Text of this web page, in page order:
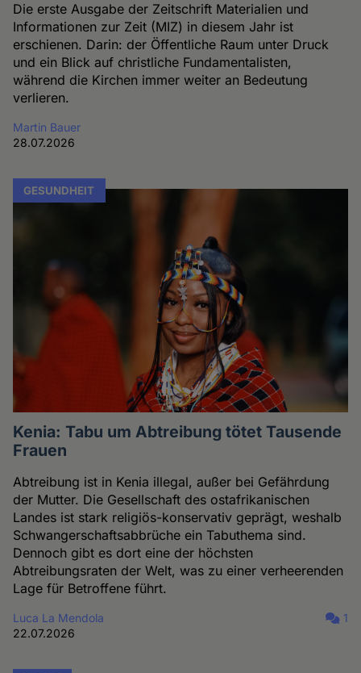
Die erste Ausgabe der Zeitschrift Materialien und
Informationen zur Zeit (MIZ) in diesem Jahr ist
erschienen. Darin: der Öffentliche Raum unter Druck
und ein Blick auf christliche Fundamentalisten,
während die Kirchen immer weiter an Bedeutung
verlieren.
Martin Bauer
28.07.2026
GESUNDHEIT
Kenia: Tabu um Abtreibung tötet Tausende
Frauen
Abtreibung ist in Kenia illegal, außer bei Gefährdung
der Mutter. Die Gesellschaft des ostafrikanischen
Landes ist stark religiös-konservativ geprägt, weshalb
Schwangerschaftsabbrüche ein Tabuthema sind.
Dennoch gibt es dort eine der höchsten
Abtreibungsraten der Welt, was zu einer verheerenden
Lage für Betroffene führt.
Luca La Mendola
22.07.2026
1